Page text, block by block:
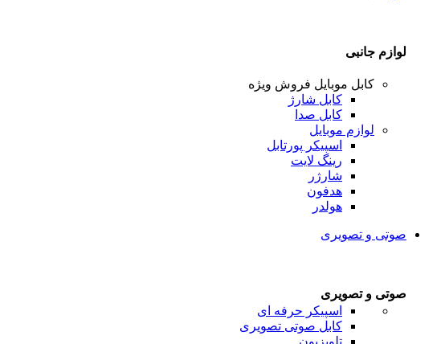
لوازم جانبی
کابل موبایل فروش ویژه
کابل شارژ
کابل صدا
لوازم موبایل
اسپیکر پورتابل
رینگ لایت
شارژر
هدفون
هولدر
صوتی و تصویری
صوتی و تصویری
اسپیکر حرفه ای
کابل صوتی تصویری
تلویزیون